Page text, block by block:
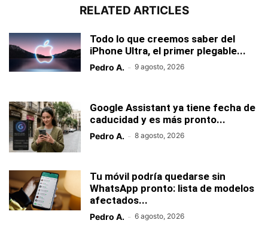
RELATED ARTICLES
Todo lo que creemos saber del
iPhone Ultra, el primer plegable...
Pedro A. - 9 agosto, 2026
Google Assistant ya tiene fecha de
caducidad y es más pronto...
Pedro A. - 8 agosto, 2026
Tu móvil podría quedarse sin
WhatsApp pronto: lista de modelos
afectados...
Pedro A. - 6 agosto, 2026